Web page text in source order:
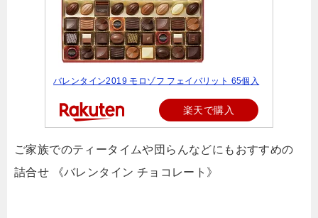
バレンタイン2019 モロゾフ フェイバリット 65個入
楽天で購入
ご家族でのティータイムや団らんなどにもおすすめの
詰合せ 《バレンタイン チョコレート》